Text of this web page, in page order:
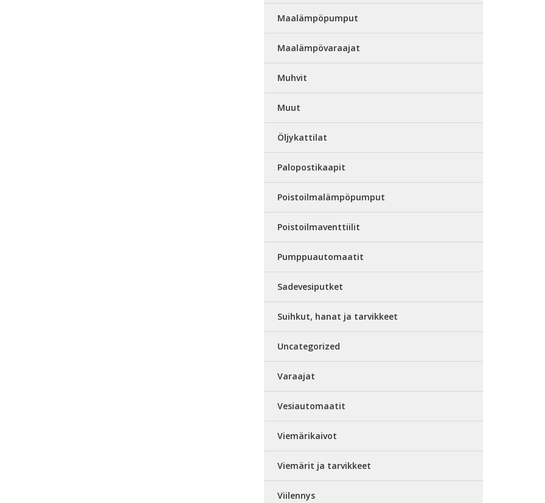
Maalämpöpumput
Maalämpövaraajat
Muhvit
Muut
Öljykattilat
Palopostikaapit
Poistoilmalämpöpumput
Poistoilmaventtiilit
Pumppuautomaatit
Sadevesiputket
Suihkut, hanat ja tarvikkeet
Uncategorized
Varaajat
Vesiautomaatit
Viemärikaivot
Viemärit ja tarvikkeet
Viilennys